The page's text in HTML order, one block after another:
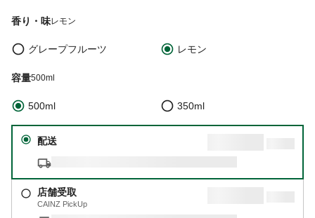
香り・味レモン
グレープフルーツ レモン
容量500ml
500ml 350ml
配送
店舗受取
CAINZ PickUp